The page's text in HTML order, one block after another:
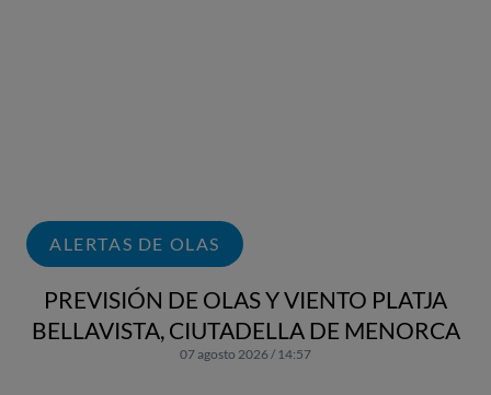
ALERTAS DE OLAS
PREVISIÓN DE OLAS Y VIENTO PLATJA
BELLAVISTA, CIUTADELLA DE MENORCA
07 agosto 2026 / 14:57